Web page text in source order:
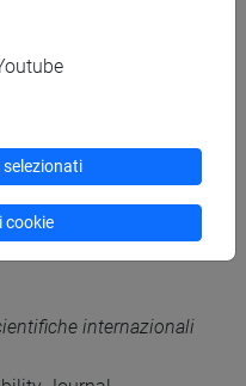
contabile di ENI,
2020–2022.
internazionali
cookie